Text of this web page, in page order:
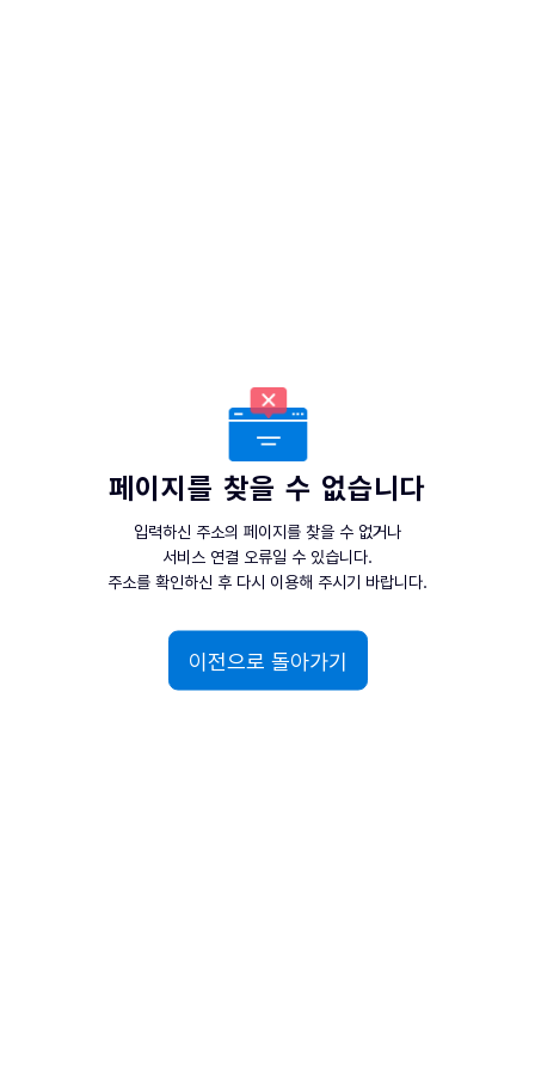
페이지를 찾을 수 없습니다
입력하신 주소의 페이지를 찾을 수 없거나
서비스 연결 오류일 수 있습니다.
주소를 확인하신 후 다시 이용해 주시기 바랍니다.
이전으로 돌아가기